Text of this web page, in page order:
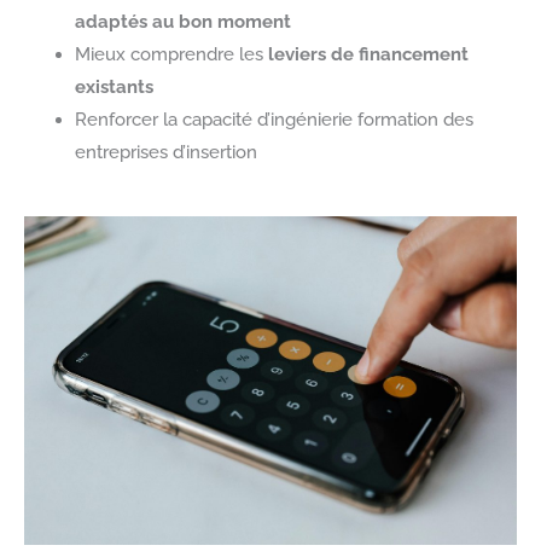
adaptés au bon moment
Mieux comprendre les leviers de financement
existants
Renforcer la capacité d’ingénierie formation des
entreprises d’insertion